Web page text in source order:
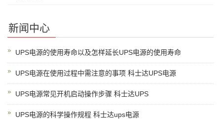
新闻中心
UPS电源的使用寿命以及怎样延长UPS电源的使用寿命
UPS电源在使用过程中需注意的事项 科士达UPS电源
UPS电源常见开机启动操作步骤 科士达UPS
UPS电源的科学操作规程 科士达ups电源